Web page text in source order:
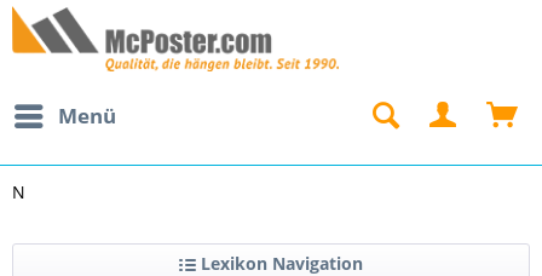
Menü
N
Lexikon Navigation